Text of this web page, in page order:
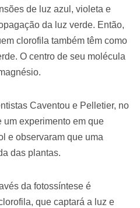
de luz azul, violeta e
da luz verde. Então,
clorofila também têm como
O centro de seu molécula
Caventou e Pelletier, no
um experimento em que
e observaram que uma
das plantas.
da fotossíntese é
que captará a luz e